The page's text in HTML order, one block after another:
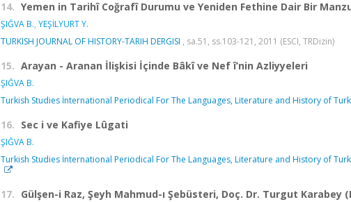
14. Yemen in Tarihî Coğrafî Durumu ve Yeniden Fethine Dair Bir
ŞIĞVA B., YEŞİLYURT Y.
TURKISH JOURNAL OF HISTORY-TARIH DERGISI , sa.51, ss.103-121, 2011 (ESCI, TRDizin)
15. Arayan - Aranan İlişkisi İçinde Bâkî ve Nef î’nin Azliyyeleri
ŞIĞVA B.
Turkish Studies İnternational Periodical For The Languages, Literature and History of
16. Sec i ve Kafiye Lûgati
ŞIĞVA B.
Turkish Studies İnternational Periodical For The Languages, Literature and History of
17. Gülşen-i Raz, Şeyh Mahmud-ı Şebüsteri, Doç. Dr. Turgut Karabey